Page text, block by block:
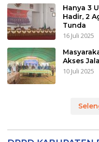
Hanya 3
Hadir, 2
Tunda
16 Juli 2025
Akses
10 Juli 2025